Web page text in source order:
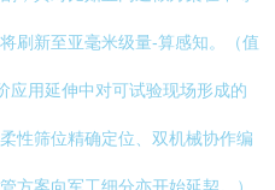
刷新至亚毫米级量-算感知。（值
应用延伸中对可试验现场形成的
性筛位精确定位、双机械协作编